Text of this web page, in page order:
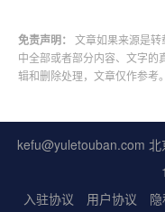
免责声明：
文章如果来源是
中全部或者部分内容、文字的
辑和删除处理，文章仅作参考。
kefu@yuletouban.com
入驻协议
用户协议